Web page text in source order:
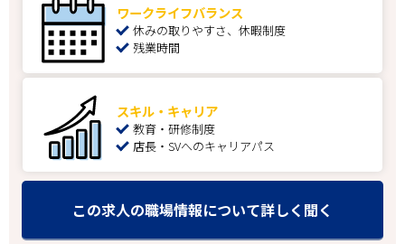
ワークライフバランス
休みの取りやすさ、休暇制度
残業時間
スキル・キャリア
教育・研修制度
店長・SVへのキャリアパス
この求人の職場情報について詳しく聞く